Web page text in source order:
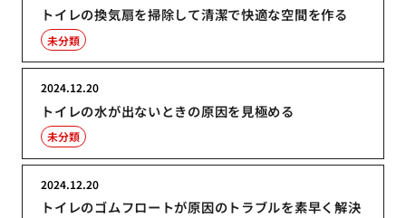
トイレの換気扇を掃除して清潔で快適な空間を作る
未分類
トイレの水が出ないときの原因を見極める
2024.12.20
未分類
トイレのゴムフロートが原因のトラブルを素早く解決
2024.12.20